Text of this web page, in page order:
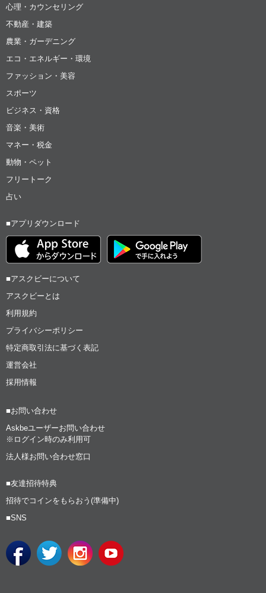
心理・カウンセリング
不動産・建築
農業・ガーデニング
エコ・エネルギー・環境
ファッション・美容
スポーツ
ビジネス・資格
音楽・美術
マネー・税金
動物・ペット
フリートーク
占い
■アプリダウンロード
■アスクビーについて
アスクビーとは
利用規約
プライバシーポリシー
特定商取引法に基づく表記
運営会社
採用情報
■お問い合わせ
Askbeユーザーお問い合わせ
※ログイン時のみ利用可
法人様お問い合わせ窓口
■友達招待特典
招待でコインをもらおう(準備中)
■SNS